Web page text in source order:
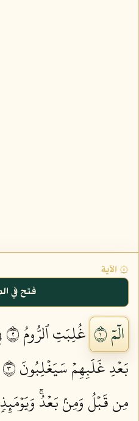
۞ الآية
فتح في
الٓمٓ ١ غُلِبَتِ ٱلرُّومُ ٢
بَعۡدِ غَلَبِهِمۡ سَيَغۡلِبُونَ ٣
مِن قَبۡلُ وَمِنۢ بَعۡدُۚ وَيَوۡمَئِذٖ